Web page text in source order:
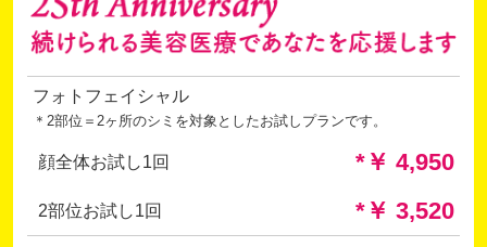
フォトフェイシャル
＊2部位＝2ヶ所のシミを対象としたお試しプランです。
顔全体お試し1回 *￥ 4,950
2部位お試し1回 *￥ 3,520